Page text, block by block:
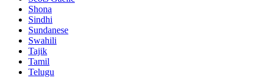
Shona
Sindhi
Sundanese
Swahili
Tajik
Tamil
Telugu